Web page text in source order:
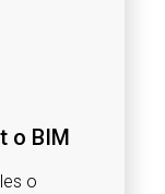
o BIM
o